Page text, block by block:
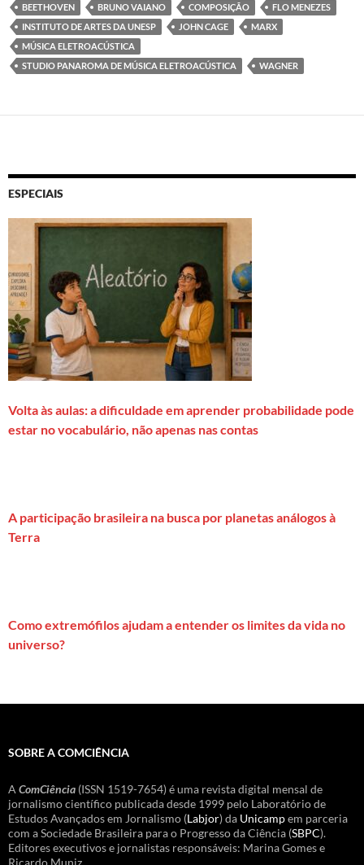
BEETHOVEN BRUNO VAIANO COMPOSIÇÃO
FLO MENEZES
INSTITUTO DE ARTES DA UNESP
JOHN CAGE
MARX
MÚSICA ELETROACÚSTICA
STUDIO PANAROMA DE MÚSICA ELETROACÚSTICA
WAGNER
ESPECIAIS
Volta às aulas: a dificuldade em aprender probabilidade pode
estar no vocabulário, não apenas nas contas
A participação brasileira na busca por planetas análogos à
Terra
Como extremófilos ajudam a entender os limites da vida no
universo?
SOBRE A COMCIÊNCIA
A ComCiência (ISSN 1519-7654) é uma revista digital mensal de
jornalismo científico publicada desde 1999 pelo Laboratório de
Estudos Avançados em Jornalismo (Labjor) da Unicampem parceria
com a Sociedade Brasileira para o Progresso da Ciência (SBPC).
Editores executivos e jornalistas responsáveis: Marina Gomes e
Ricardo Muniz.